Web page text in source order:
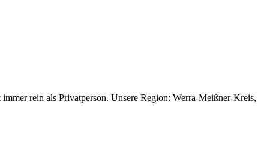
rein als Privatperson. Unsere Region: Werra-Meißner-Kreis,